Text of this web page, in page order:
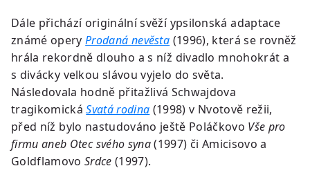
Dále přichází originální svěží ypsilonská adaptace
známé operyProdaná nevěsta (1996), která se rovněž
hrála rekordně dlouho a s níž divadlo mnohokrát a
s divácky velkou slávou vyjelo do světa.
Následovala hodně přitažlivá Schwajdova
tragikomickáSvatá rodina (1998) v Nvotově režii,
před níž bylo nastudováno ještě Poláčkovo Vše pro
firmu aneb Otec svého syna(1997) či Amicisovo a
Goldflamovo Srdce (1997).